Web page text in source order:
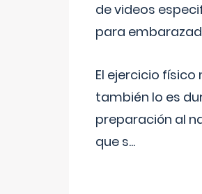
de videos
para
El ejercicio
también lo es
preparación al
que s...